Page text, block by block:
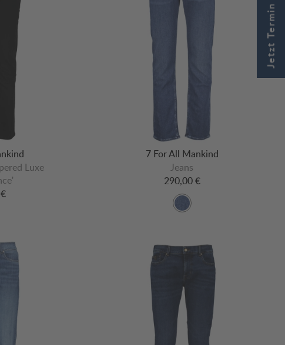
Luxe
7 For All Mankind
Jeans
290,00 €